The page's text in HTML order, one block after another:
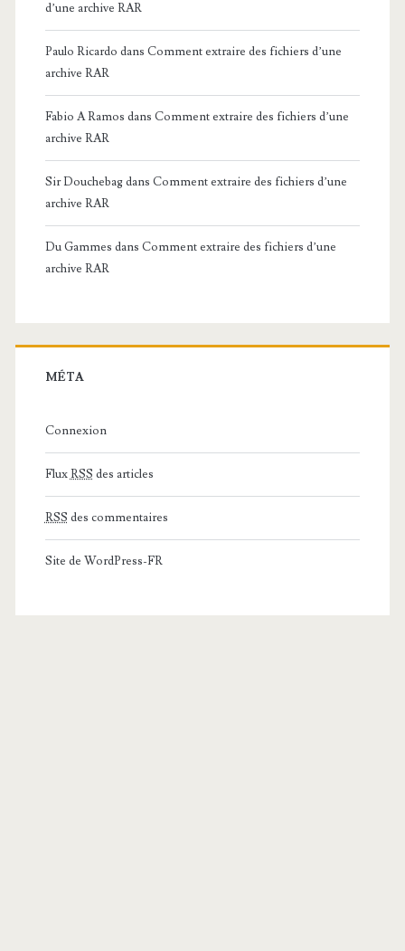
d’une archive RAR
Paulo Ricardo dans Comment extraire des fichiers d’une
archive RAR
Fabio A Ramos dans Comment extraire des fichiers d’une
archive RAR
Sir Douchebagdans Comment extraire des fichiers d’une
archive RAR
Du Gammes dans Comment extraire des fichiers d’une
archive RAR
MÉTA
Connexion
FluxRSS des articles
RSS des commentaires
Site de WordPress-FR